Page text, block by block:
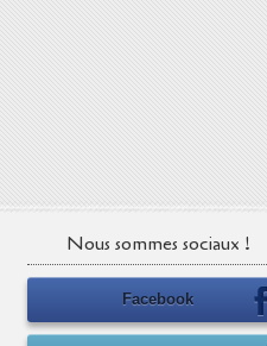
Nous sommes sociaux !
Facebook